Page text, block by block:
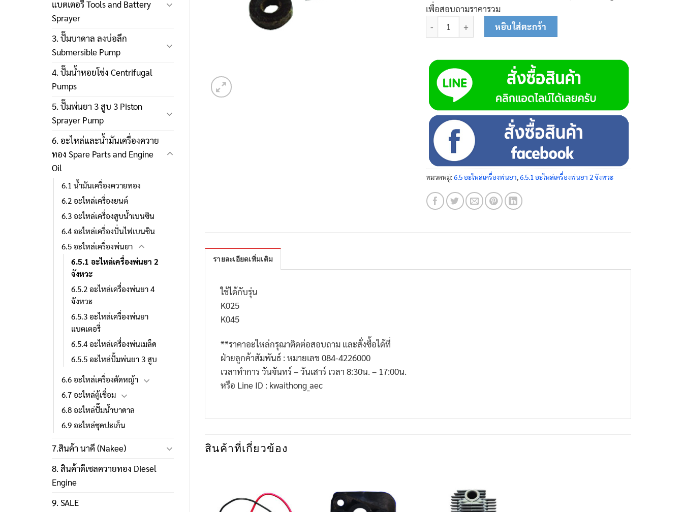
แบตเตอรี่ Tools and Battery
Sprayer
3. ปั๊มบาดาล ลงบ่อลึก
Submersible Pump
4. ปั๊มน้ำหอยโข่ง Centrifugal
Pumps
5. ปั๊มพ่นยา 3 สูบ 3 Piston
Sprayer Pump
6. อะไหล่และน้ำมันเครื่องควาย
ทอง Spare Parts and Engine
Oil
6.1 น้ำมันเครื่องควายทอง
6.2 อะไหล่เครื่องยนต์
6.3 อะไหล่เครื่องสูบน้ำเบนซิน
6.4 อะไหล่เครื่องปั่นไฟเบนซิน
6.5 อะไหล่เครื่องพ่นยา
6.5.1 อะไหล่เครื่องพ่นยา 2
จังหวะ
6.5.2 อะไหล่เครื่องพ่นยา 4
จังหวะ
6.5.3 อะไหล่เครื่องพ่นยา
แบตเตอรี่
6.5.4 อะไหล่เครื่องพ่นเมล็ด
6.5.5 อะไหล่ปั้มพ่นยา 3 สูบ
6.6 อะไหล่เครื่องตัดหญ้า
6.7 อะไหล่ตู้เชื่อม
6.8 อะไหล่ปั๊มน้ำบาดาล
6.9 อะไหล่ชุดปะเก็น
7.สินค้า นาคี (Nakee)
8. สินค้าดีเซลควายทอง Diesel
Engine
9. SALE
เพื่อสอบถามราคารวม
จำนวน สกรูยึดคอยล์ไฟ 25-0146 ชิ้น
หยิบใส่ตะกร้า
หมวดหมู่:6.5 อะไหล่เครื่องพ่นยา,6.5.1 อะไหล่เครื่องพ่นยา 2 จังหวะ
รายละเอียดเพิ่มเติม
ใช้ได้กับรุ่น
K025
K045
**ราคาอะไหล่กรุณาติดต่อสอบถาม และสั่งซื้อได้ที่
ฝ่ายลูกค้าสัมพันธ์ : หมายเลข 084-4226000
เวลาทำการ วันจันทร์ – วันเสาร์ เวลา 8:30น. – 17:00น.
หรือ Line ID : kwaithong_aec
สินค้าที่เกี่ยวข้อง